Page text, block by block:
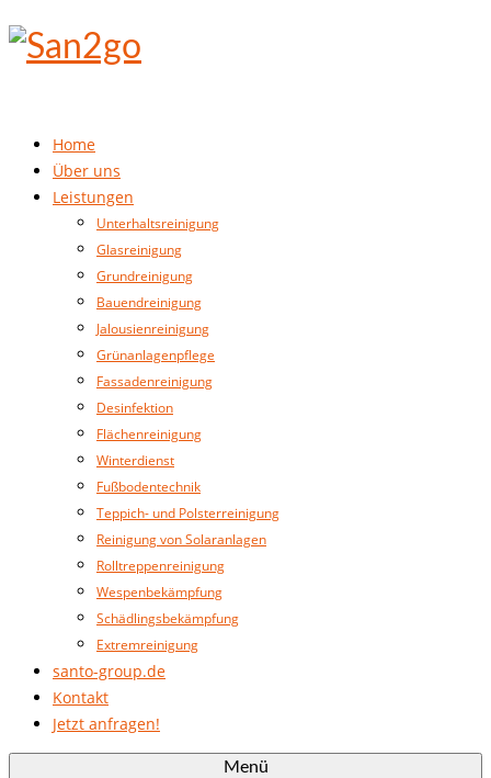
Home
Über uns
Leistungen
Unterhaltsreinigung
Glasreinigung
Grundreinigung
Bauendreinigung
Jalousienreinigung
Grünanlagenpflege
Fassadenreinigung
Desinfektion
Flächenreinigung
Winterdienst
Fußbodentechnik
Teppich- und Polsterreinigung
Reinigung von Solaranlagen
Rolltreppenreinigung
Wespenbekämpfung
Schädlingsbekämpfung
Extremreinigung
santo-group.de
Kontakt
Jetzt anfragen!
Menü